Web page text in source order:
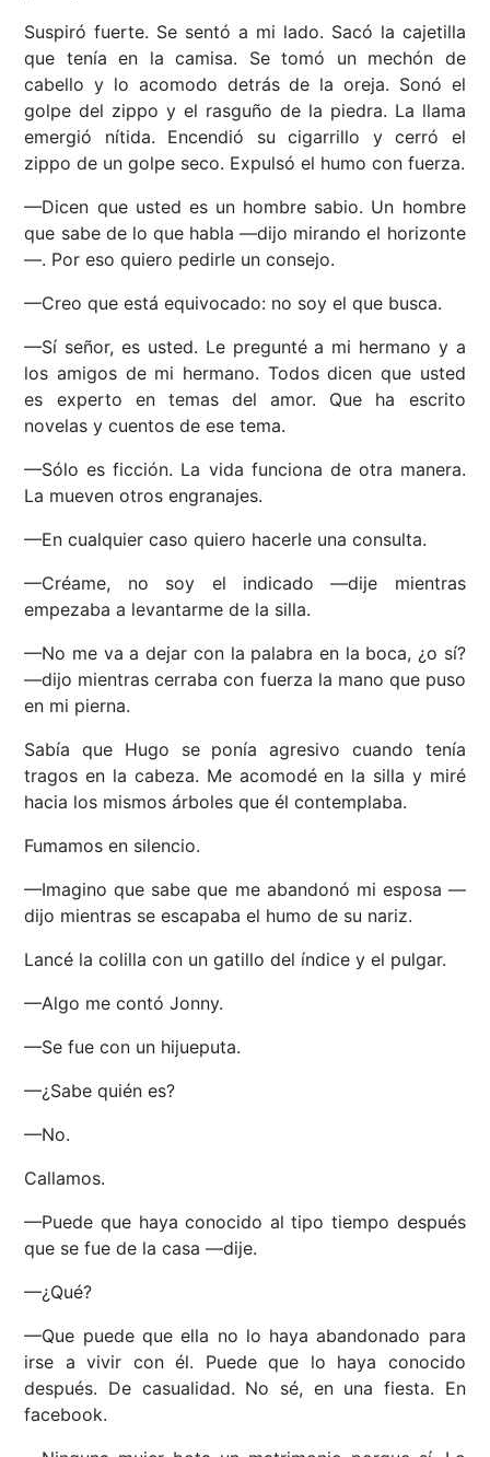
Suspiró fuerte. Se sentó a mi lado. Sacó la cajetilla
que tenía en la camisa. Se tomó un mechón de
cabello y lo acomodo detrás de la oreja. Sonó el
golpe del zippo y el rasguño de la piedra. La llama
emergió nítida. Encendió su cigarrillo y cerró el
zippo de un golpe seco. Expulsó el humo con fuerza.
—Dicen que usted es un hombre sabio. Un hombre
que sabe de lo que habla —dijo mirando el horizonte
—. Por eso quiero pedirle un consejo.
—Creo que está equivocado: no soy el que busca.
—Sí señor, es usted. Le pregunté a mi hermano y a
los amigos de mi hermano. Todos dicen que usted
es experto en temas del amor. Que ha escrito
novelas y cuentos de ese tema.
—Sólo es ficción. La vida funciona de otra manera.
La mueven otros engranajes.
—En cualquier caso quiero hacerle una consulta.
—Créame, no soy el indicado —dije mientras
empezaba a levantarme de la silla.
—No me va a dejar con la palabra en la boca, ¿o sí?
—dijo mientras cerraba con fuerza la mano que puso
en mi pierna.
Sabía que Hugo se ponía agresivo cuando tenía
tragos en la cabeza. Me acomodé en la silla y miré
hacia los mismos árboles que él contemplaba.
Fumamos en silencio.
—Imagino que sabe que me abandonó mi esposa —
dijo mientras se escapaba el humo de su nariz.
Lancé la colilla con un gatillo del índice y el pulgar.
—Algo me contó Jonny.
—Se fue con un hijueputa.
—¿Sabe quién es?
—No.
Callamos.
—Puede que haya conocido al tipo tiempo después
que se fue de la casa —dije.
—¿Qué?
—Que puede que ella no lo haya abandonado para
irse a vivir con él. Puede que lo haya conocido
después. De casualidad. No sé, en una fiesta. En
facebook.